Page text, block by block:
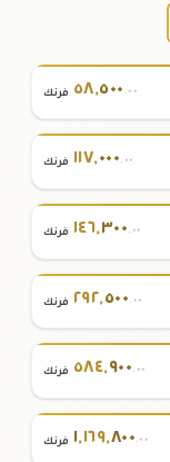
٥٨,٥٠٠ .٠٠ فرنك
١١٧,٠٠٠.٠٠ فرنك
١٤٦,٣٠٠.٠٠ فرنك
٢٩٢,٥٠٠.٠٠ فرنك
٥٨٤,٩٠٠.٠٠ فرنك
١,١٦٩,٨٠٠.٠٠ فرنك